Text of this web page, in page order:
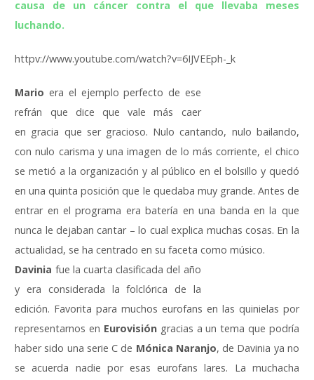
causa de un cáncer contra el que llevaba meses
luchando.
httpv://www.youtube.com/watch?v=6IJVEEph-_k
Mario era el ejemplo perfecto de ese
refrán que dice que vale más caer
en gracia que ser gracioso. Nulo cantando, nulo bailando,
con nulo carisma y una imagen de lo más corriente, el chico
se metió a la organización y al público en el bolsillo y quedó
en una quinta posición que le quedaba muy grande. Antes de
entrar en el programa era batería en una banda en la que
nunca le dejaban cantar – lo cual explica muchas cosas. En la
actualidad, se ha centrado en su faceta como músico.
Davinia fue la cuarta clasificada del año
y era considerada la folclórica de la
edición. Favorita para muchos eurofans en las quinielas por
representarnos en Eurovisióngracias a un tema que podría
haber sido una serie C de Mónica Naranjo, de Davinia ya no
se acuerda nadie por esas eurofans lares. La muchacha